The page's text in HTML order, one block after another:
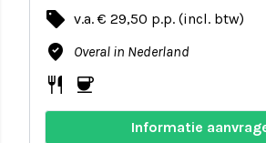
local_offer v.a. € 29,50 p.p. (incl. btw)
where_to_vote Overal in Nederland
restaurant coffee
Informatie